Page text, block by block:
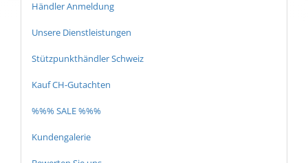
Händler Anmeldung
Unsere Dienstleistungen
Stützpunkthändler Schweiz
Kauf CH-Gutachten
%%% SALE %%%
Kundengalerie